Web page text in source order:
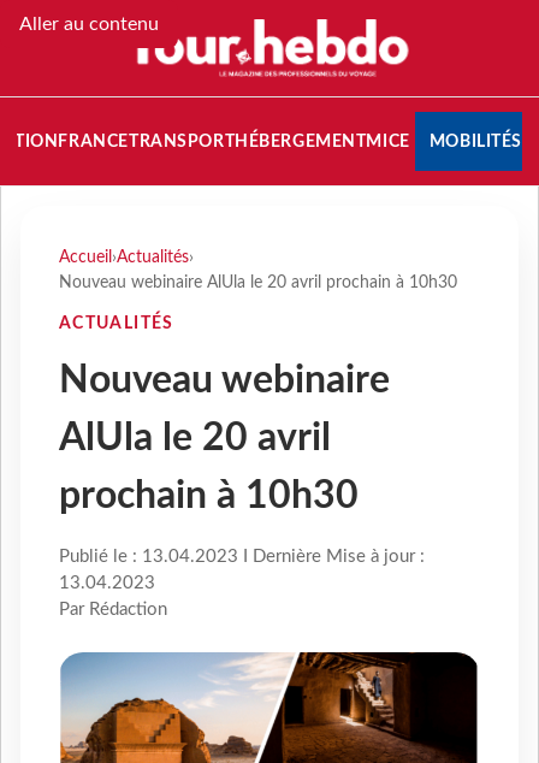
Aller au contenu
FRANCETRANSPORT HÉBERGEMENTMICE MOBILITÉS
Accueil ›Actualités›
Nouveau webinaire AlUla le 20 avril prochain à 10h30
ACTUALITÉS
Nouveau webinaire
AlUla le 20 avril
prochain à 10h30
Publié le : 13.04.2023 I Dernière Mise à jour :
13.04.2023
Par Rédaction